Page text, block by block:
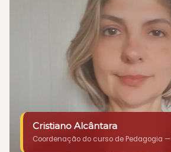
Cristiano Alcântara
Coordenação do curso de Pedagogia